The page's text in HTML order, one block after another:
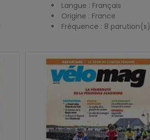
Langue : Français
Origine : France
Fréquence : 8 parution(s)